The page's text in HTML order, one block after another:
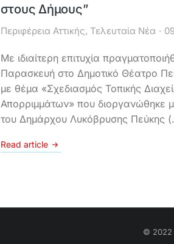
στους Δήμους”
Περιφέρεια Αττικής, Τελευταία Νέα
Με ιδιαίτερη επιτυχία
Παρασκευή στο Δημοτικό Θέατρο
με θέμα «Σχεδιασμός Τοπικής
Απορριμμάτων» που διοργανώθηκε
του Δημάρχου Λυκόβρυσης Πεύκης
Read article
© 2022